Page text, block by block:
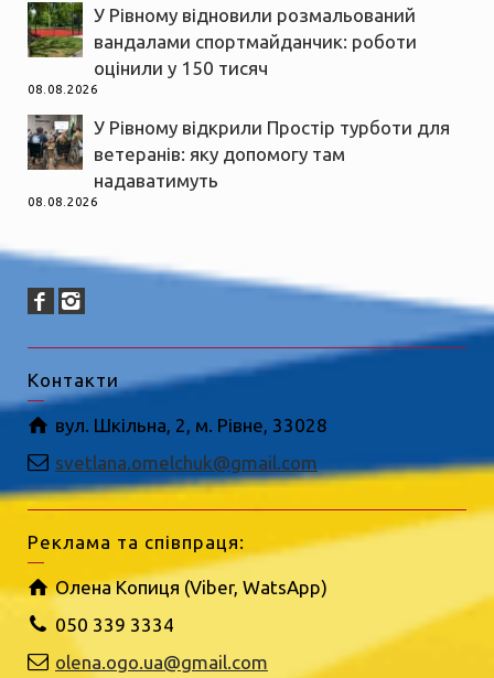
У Рівному відновили розмальований
вандалами спортмайданчик: роботи
оцінили у 150 тисяч
08.08.2026
У Рівному відкрили Простір турботи для
ветеранів: яку допомогу там
надаватимуть
08.08.2026
Контакти
вул. Шкільна, 2, м. Рівне, 33028
svetlana.omelchuk@gmail.com
Реклама та співпраця:
Олена Копиця (Viber, WatsApp)
050 339 3334
olena.ogo.ua@gmail.com